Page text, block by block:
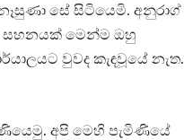
සේ සිටියෙමි. අනුරාග්
සහනයක් මෙන්ම ඔහු
වුවද කැඳවූයේ නැත.
අපි මෙහි පැමිණියේ